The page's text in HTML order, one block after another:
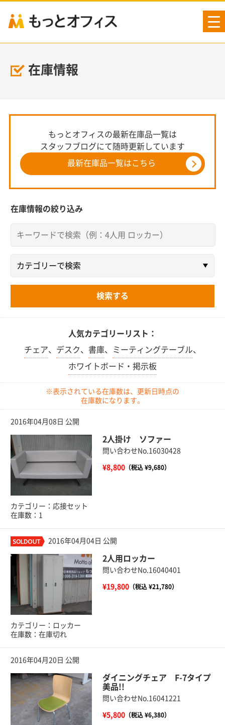
在庫情報
もっとオフィスの最新在庫品一覧は
スタッフブログにて随時更新しています
最新在庫品一覧はこちら
在庫情報の絞り込み
人気カテゴリーリスト：
チェア、 デスク、 書庫、 ミーティングテーブル、
ホワイトボード・掲示板
※表示されている在庫数は、更新日時点の
在庫数になります。
2016年04月08日 公開
2人掛け ソファー
問い合わせNo.16030428
¥8,800（税込 ¥9,680）
カテゴリー：応接セット
在庫数：1
2016年04月04日 公開
2人用ロッカー
問い合わせNo.16040401
¥19,800（税込 ¥21,780）
カテゴリー：ロッカー
在庫数：在庫切れ
2016年04月20日 公開
ダイニングチェア F-7タイプ
美品!!
問い合わせNo.16041221
¥5,800（税込 ¥6,380）